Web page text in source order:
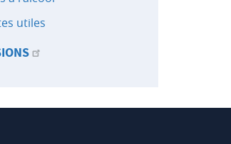
utiles